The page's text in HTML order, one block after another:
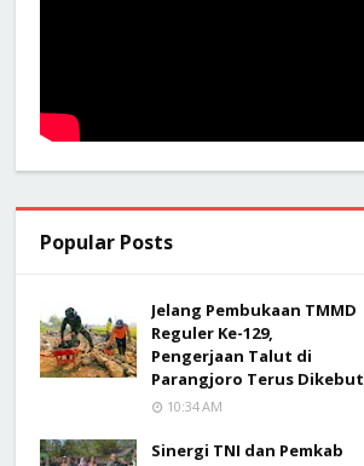
Popular Posts
Jelang Pembukaan TMMD
Reguler Ke-129,
Pengerjaan Talut di
Parangjoro Terus Dikebut
10:34 AM
Sinergi TNI dan Pemkab